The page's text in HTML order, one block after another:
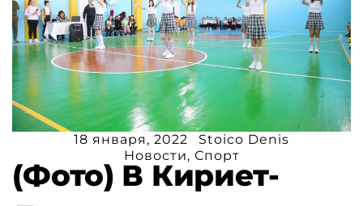
18 января, 2022
Stoico Denis
Новости, Спорт
(Фото) В Кириет-